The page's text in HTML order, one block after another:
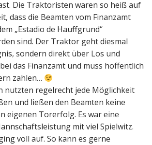
Die Traktoristen waren so heiß auf
dass die Beamten vom Finanzamt
„Estadio de Hauffgrund“
sind. Der Traktor geht diesmal
sondern direkt über Los und
das Finanzamt und muss hoffentlich
zahlen…
nutzten regelrecht jede Möglichkeit
und ließen den Beamten keine
eigenen Torerfolg. Es war eine
mit viel Spielwitz.
voll auf. So kann es gerne